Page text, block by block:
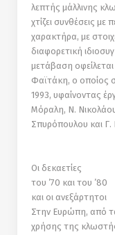
λεπτής µάλλινης
χτίζει συνθέσεις µε
χαρακτήρα, µε
διαφορετική
µετάβαση
Φαϊτάκη, ο οποίος
1993, υφαίνοντας
Μόραλη, Ν.
Σπυρόπουλου και Γ.
Οι δεκαετίες
του ’70 και του ’80
και οι ανεξάρτητοι
Στην Ευρώπη, από
χρήσης της